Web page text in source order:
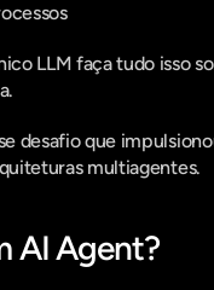
LLM faça tudo isso
desafio que
multiagentes.
AI Agent?